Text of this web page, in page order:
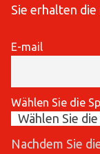
Sie erhalten
E-mail
Wählen Sie die
Nachdem Sie